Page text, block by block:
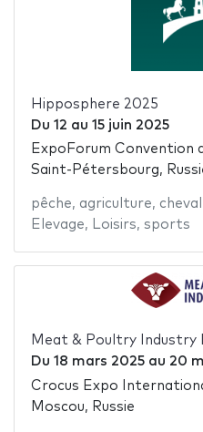
Hipposphere 2025
Du 12 au 15 juin 2025
ExpoForum Convention
Saint-Pétersbourg,
pêche, agriculture, cheval
Elevage, Loisirs, sports
Meat & Poultry Industry
Du 18 mars 2025au 20
Crocus Expo
Moscou, Russie